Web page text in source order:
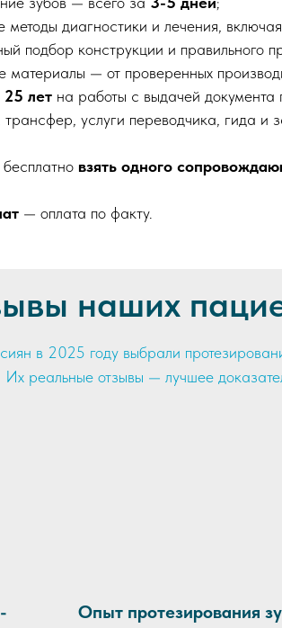
диагностики и лечения, включая
подбор конструкции и правильного
материалы — от проверенных
25 лет на работы с выдачей документа
услуги переводчика, гида и
взять одного
— оплата по факту.
наших
в 2025 году выбрали
Их реальные отзывы — лучшее
Опыт протезирования